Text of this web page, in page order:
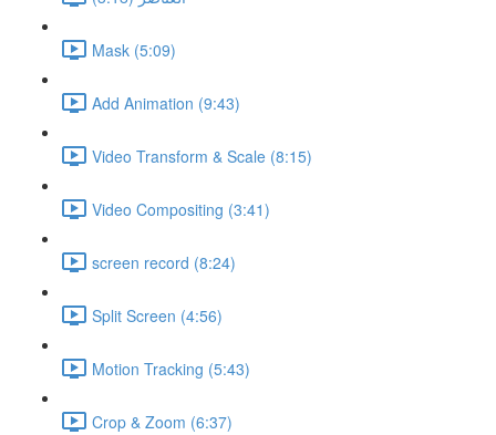
Mask (5:09)
Add Animation (9:43)
Video Transform & Scale (8:15)
Video Compositing (3:41)
screen record (8:24)
Split Screen (4:56)
Motion Tracking (5:43)
Crop & Zoom (6:37)